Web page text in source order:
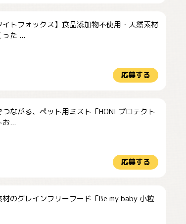
イトフォックス】食品添加物不使用・天然素材
った ...
応募する
つながる、ペット用ミスト「HONI プロテクト
お...
応募する
材のグレインフリーフード「Be my baby 小粒